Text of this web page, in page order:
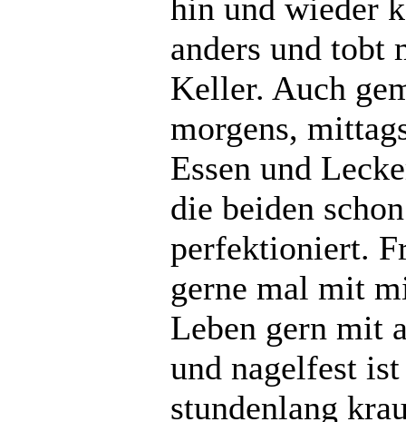
hin und wieder
anders und tobt
Keller. Auch
morgens,
Essen und
die beiden
perfektioniert.
gerne mal mit
Leben gern mit
und nagelfest
stundenlang